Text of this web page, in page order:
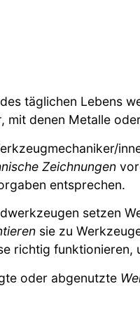
täglichen Lebens
, mit denen Metalle
Zeichnungen
entsprechen.
setzen
sie zu
richtig
oder abgenutzte